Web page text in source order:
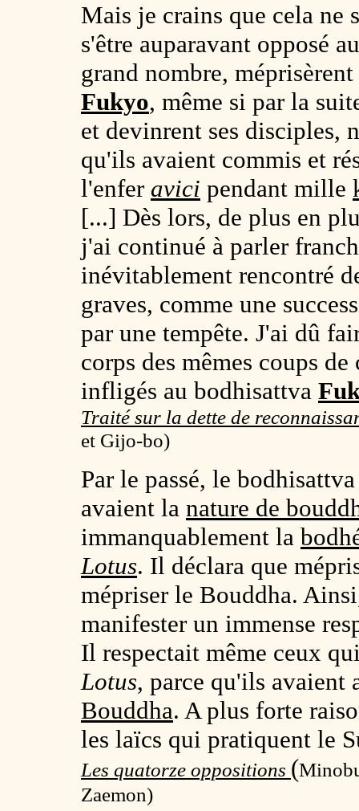
Mais je crains que cela ne
s'être auparavant opposé
grand nombre,
Fukyo, même si par la
et devinrent ses disciples,
qu'ils avaient commis et
l'enfer avici pendant mille
[...] Dès lors, de plus en
j'ai continué à parler
inévitablement rencontré
graves, comme une
par une tempête. J'ai dû
corps des mêmes coups
infligés au bodhisattva
Traité sur la dette de
et Gijo-bo)
Par le passé, le
avaient la nature de
immanquablement la
Lotus. Il déclara que
mépriser le Bouddha.
manifester un immense
Il respectait même ceux
Lotus, parce qu'ils avaient
Bouddha. A plus forte
les laïcs qui pratiquent le
Les quatorze oppositions (
Zaemon)